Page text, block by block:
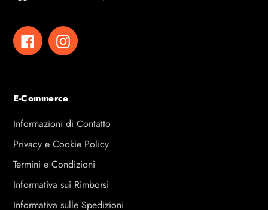
FacebookInstagram
E-Commerce
Informazioni di Contatto
Privacy e Cookie Policy
Termini e Condizioni
Informativa sui Rimborsi
Informativa sulle Spedizioni